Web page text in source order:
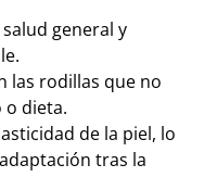
general y
las rodillas que no
o dieta.
de la piel, lo
tras la